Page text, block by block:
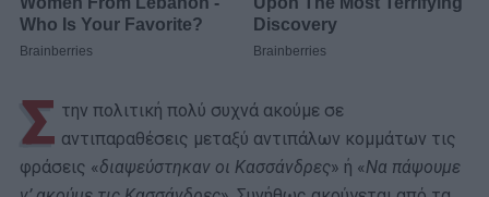
Σ την πολιτική πολύ συχνά ακούμε σε
αντιπαραθέσεις μεταξύ αντιπάλων κομμάτων τις
φράσεις «διαψεύστηκαν οι Κασσάνδρες» ή «Να πάψουμε